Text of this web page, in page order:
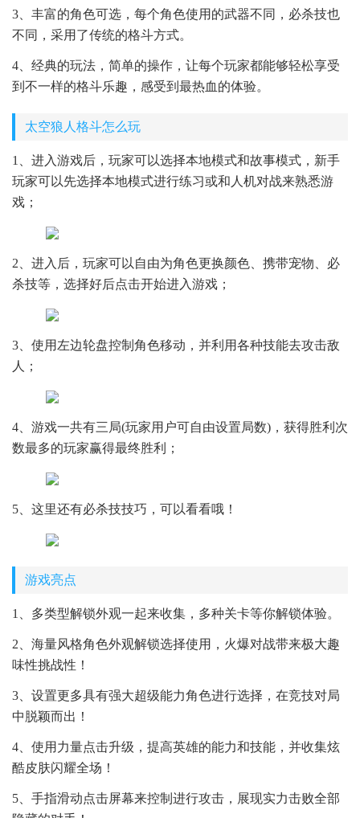
3、丰富的角色可选，每个角色使用的武器不同，必杀技也
不同，采用了传统的格斗方式。
4、经典的玩法，简单的操作，让每个玩家都能够轻松享受
到不一样的格斗乐趣，感受到最热血的体验。
太空狼人格斗怎么玩
1、进入游戏后，玩家可以选择本地模式和故事模式，新手
玩家可以先选择本地模式进行练习或和人机对战来熟悉游
戏；
2、进入后，玩家可以自由为角色更换颜色、携带宠物、必
杀技等，选择好后点击开始进入游戏；
3、使用左边轮盘控制角色移动，并利用各种技能去攻击敌
人；
4、游戏一共有三局(玩家用户可自由设置局数)，获得胜利次
数最多的玩家赢得最终胜利；
5、这里还有必杀技技巧，可以看看哦！
游戏亮点
1、多类型解锁外观一起来收集，多种关卡等你解锁体验。
2、海量风格角色外观解锁选择使用，火爆对战带来极大趣
味性挑战性！
3、设置更多具有强大超级能力角色进行选择，在竞技对局
中脱颖而出！
4、使用力量点击升级，提高英雄的能力和技能，并收集炫
酷皮肤闪耀全场！
5、手指滑动点击屏幕来控制进行攻击，展现实力击败全部